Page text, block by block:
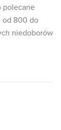
polecane
od 800 do
niedoborów